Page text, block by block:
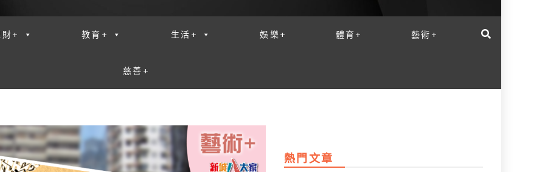
財+ 教育+ 生活+ 娛樂+ 體育+ 藝術+
慈善+
熱門文章